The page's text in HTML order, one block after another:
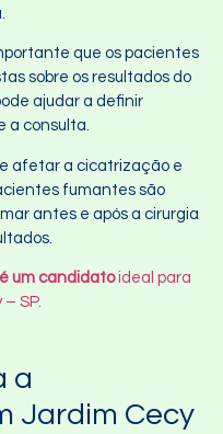
que os pacientes
sobre os resultados do
ajudar a definir
a consulta.
afetar a cicatrização e
fumantes são
antes e após a cirurgia
um candidatoideal para
SP.
a
Jardim Cecy